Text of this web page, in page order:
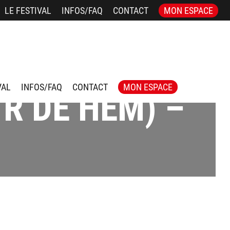
LE FESTIVAL INFOS/FAQ CONTACT MON ESPACE
INFOS/FAQ CONTACT MON ESPACE
DE HEM) –